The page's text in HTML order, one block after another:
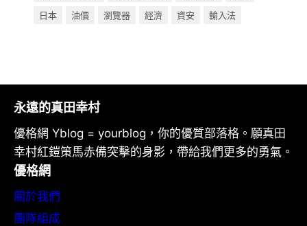
日本
油價 瀏覽器 經濟 資安 輸入法
永遠的真田幸村
優格網 Yblog = yourblog，你的優質部落格。願真田
幸村紅鎧策馬赤備突擊的身影，帶給我們更多的勇氣。
優格網
關於我們
團隊組成